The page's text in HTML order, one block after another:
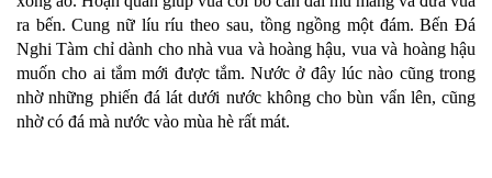
ra bến. Cung nữ líu ríu theo sau, tồng ngồng một đám. Bến Đá
Nghi Tàm chỉ dành cho nhà vua và hoàng hậu, vua và hoàng hậu
muốn cho ai tắm mới được tắm. Nước ở đây lúc nào cũng trong
nhờ những phiến đá lát dưới nước không cho bùn vẩn lên, cũng
nhờ có đá mà nước vào mùa hè rất mát.